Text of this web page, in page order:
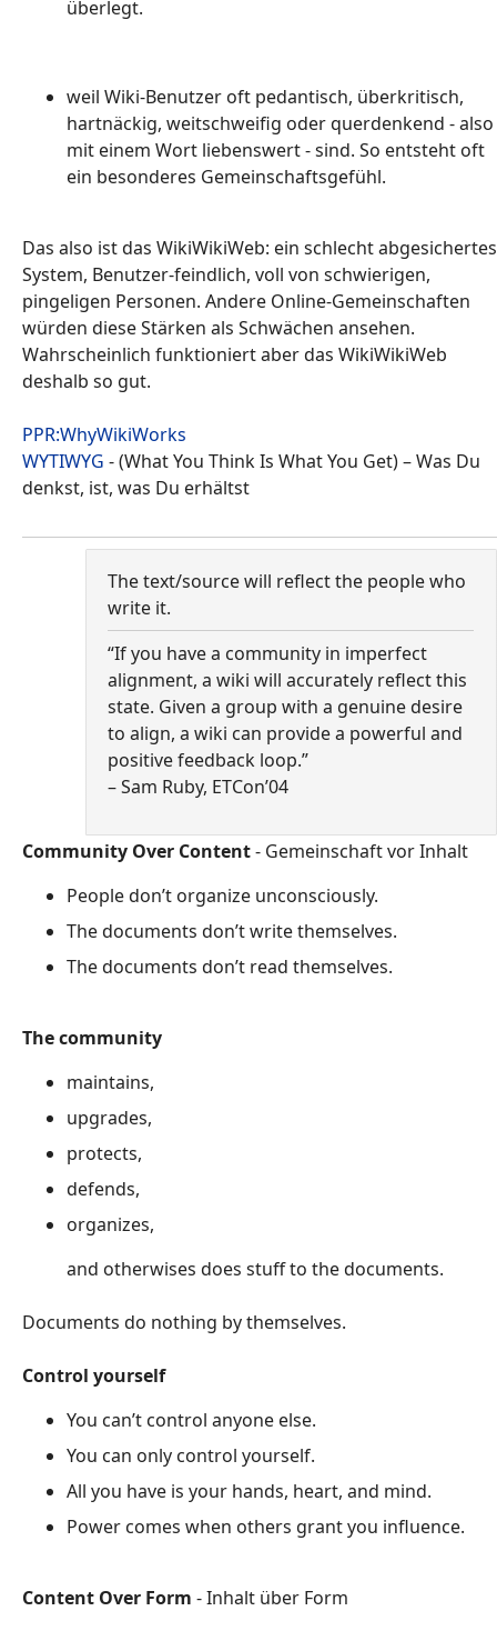
überlegt.
weil Wiki-Benutzer oft pedantisch, überkritisch,
hartnäckig, weitschweifig oder querdenkend - also
mit einem Wort liebenswert - sind. So entsteht oft
ein besonderes Gemeinschaftsgefühl.
Das also ist das WikiWikiWeb: ein schlecht abgesichertes
System, Benutzer-feindlich, voll von schwierigen,
pingeligen Personen. Andere Online-Gemeinschaften
würden diese Stärken als Schwächen ansehen.
Wahrscheinlich funktioniert aber das WikiWikiWeb
deshalb so gut.
PPR:WhyWikiWorks
WYTIWYG - (What You Think Is What You Get) – Was Du
denkst, ist, was Du erhältst
The text/source will reflect the people who
write it.
“If you have a community in imperfect
alignment, a wiki will accurately reflect this
state. Given a group with a genuine desire
to align, a wiki can provide a powerful and
positive feedback loop.”
– Sam Ruby, ETCon’04
Community Over Content- Gemeinschaft vor Inhalt
People don’t organize unconsciously.
The documents don’t write themselves.
The documents don’t read themselves.
The community
maintains,
upgrades,
protects,
defends,
organizes,
and otherwises does stuff to the documents.
Documents do nothing by themselves.
Control yourself
You can’t control anyone else.
You can only control yourself.
All you have is your hands, heart, and mind.
Power comes when others grant you influence.
Content Over Form - Inhalt über Form